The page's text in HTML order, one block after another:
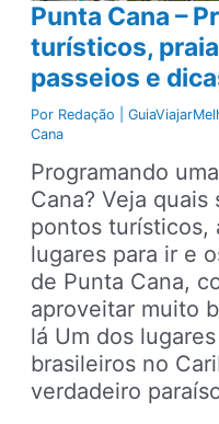
Punta Cana –
turísticos,
passeios e
Por Redação |
Cana
Programando
Cana? Veja
pontos turísticos,
lugares para ir e
de Punta Cana,
aproveitar muito
lá Um dos
brasileiros no
verdadeiro